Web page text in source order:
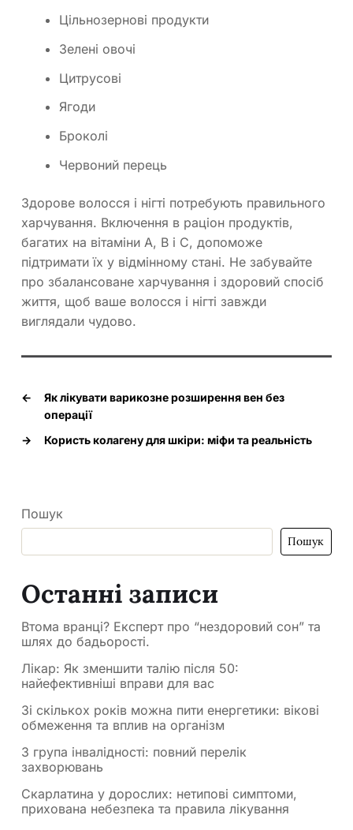
Цільнозернові продукти
Зелені овочі
Цитрусові
Ягоди
Броколі
Червоний перець
Здорове волосся і нігті потребують правильного
харчування. Включення в раціон продуктів,
багатих на вітаміни A, B і C, допоможе
підтримати їх у відмінному стані. Не забувайте
про збалансоване харчування і здоровий спосіб
життя, щоб ваше волосся і нігті завжди
виглядали чудово.
←
Як лікувати варикозне розширення вен без
операції
→
Користь колагену для шкіри: міфи та реальність
Пошук
Пошук
Останні записи
Втома вранці? Експерт про “нездоровий сон” та
шлях до бадьорості.
Лікар: Як зменшити талію після 50:
найефективніші вправи для вас
Зі скількох років можна пити енергетики: вікові
обмеження та вплив на організм
3 група інвалідності: повний перелік
захворювань
Скарлатина у дорослих: нетипові симптоми,
прихована небезпека та правила лікування